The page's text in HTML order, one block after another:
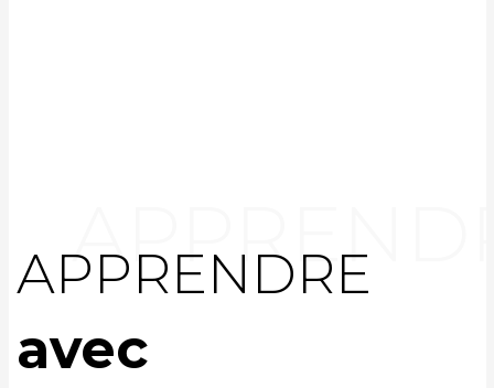
APPRENDRE
avec